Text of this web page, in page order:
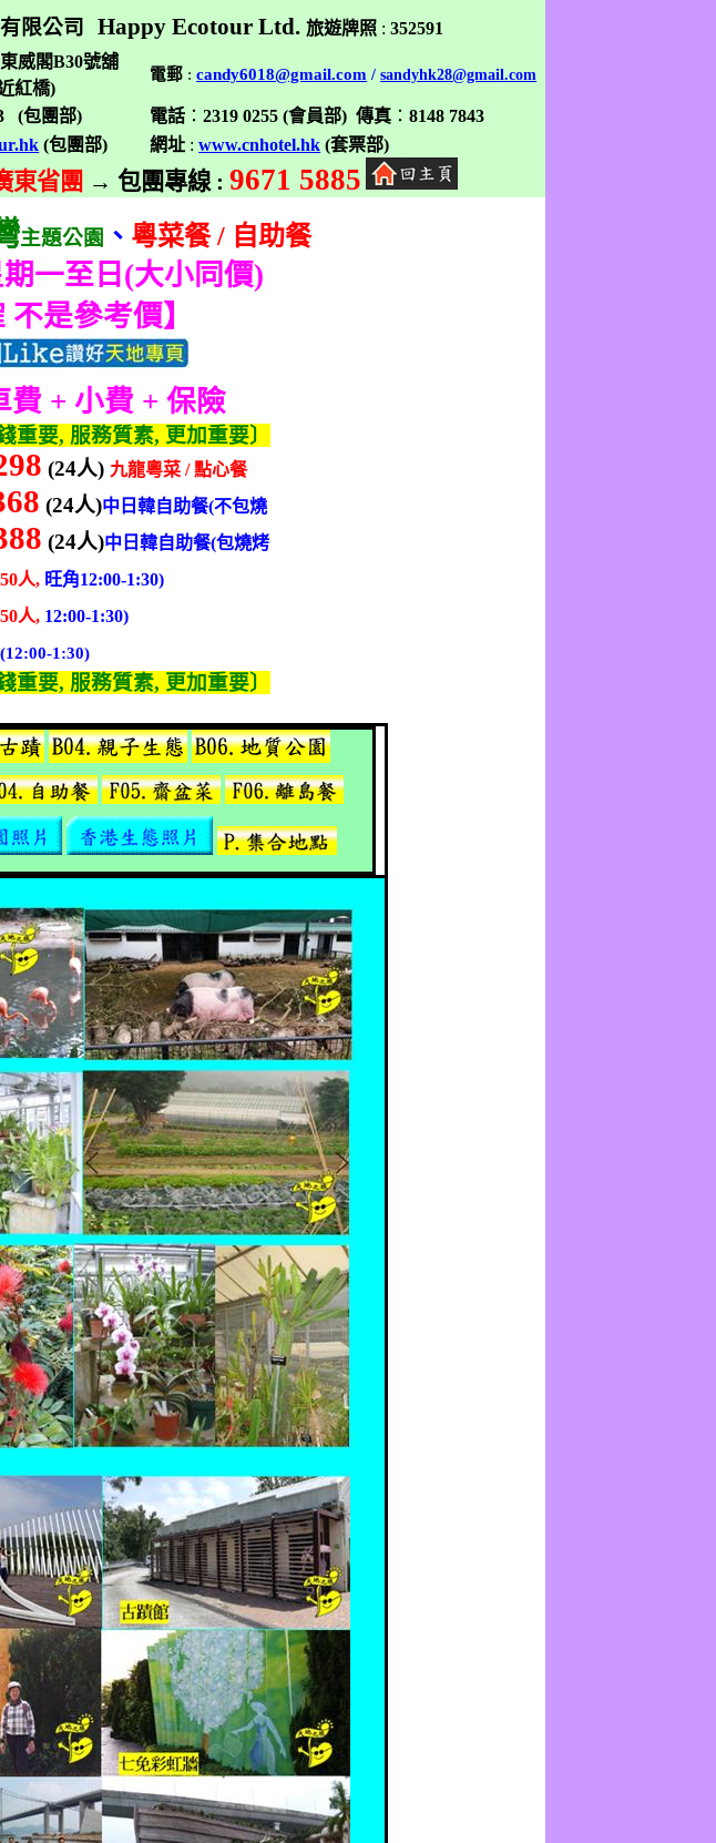
有限公司 Happy Ecotour Ltd.旅遊牌照 :352591
威閣B30號舖
紅橋)
電郵 :candy6018@gmail.com /sandyhk28@gmail.com
(包團部) 電話 ：2319 0255 (會員部)傳真 ：8148 7843
(包團部) 網址 : www.cnhotel.hk (套票部)
東省團 → 包團專線: 9671 5885
主題公園 、 粵菜餐 / 自助餐
一至日 (大小同價)
是參考價】
費 + 小費 + 保險
重要, 服務質素, 更加重要〕
(24人) 九龍粵菜 /點心餐
(24人)中日韓自助餐(不包燒
(24人)中日韓自助餐(包燒烤
50人, 旺角12:00-1:30)
50人, 12:00-1:30)
(12:00-1:30)
重要, 服務質素, 更加重要〕